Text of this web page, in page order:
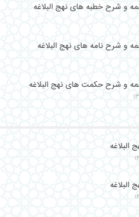
و شرح خطبه های نهج البلاغه
و شرح نامه های نهج البلاغه
و شرح حکمت های نهج البلاغه